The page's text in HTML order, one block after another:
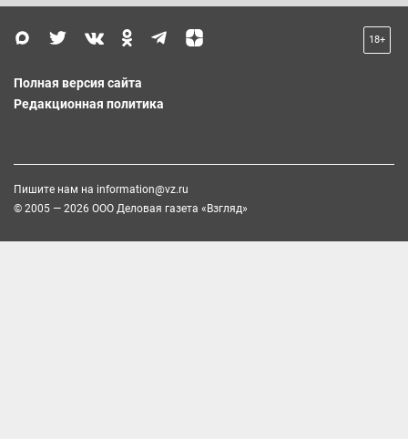
18+
Полная версия сайта
Редакционная политика
Пишите нам на information@vz.ru
© 2005 — 2026 ООО Деловая газета «Взгляд»